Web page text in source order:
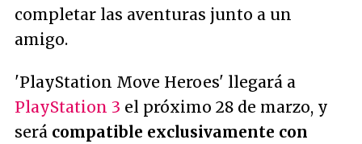
completar las aventuras junto a un
amigo.
'PlayStation Move Heroes' llegará a
PlayStation 3 el próximo 28 de marzo, y
será compatible exclusivamente con